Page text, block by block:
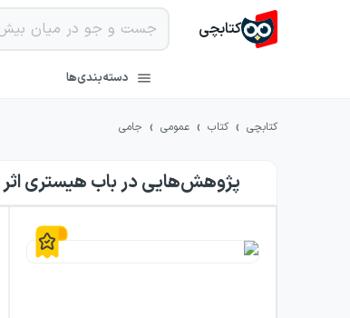
کتابچی
دسته‌بندی‌ها
کتابچی › کتاب › عمومی › جامی
پژوهش‌هایی در باب هیستریاثر